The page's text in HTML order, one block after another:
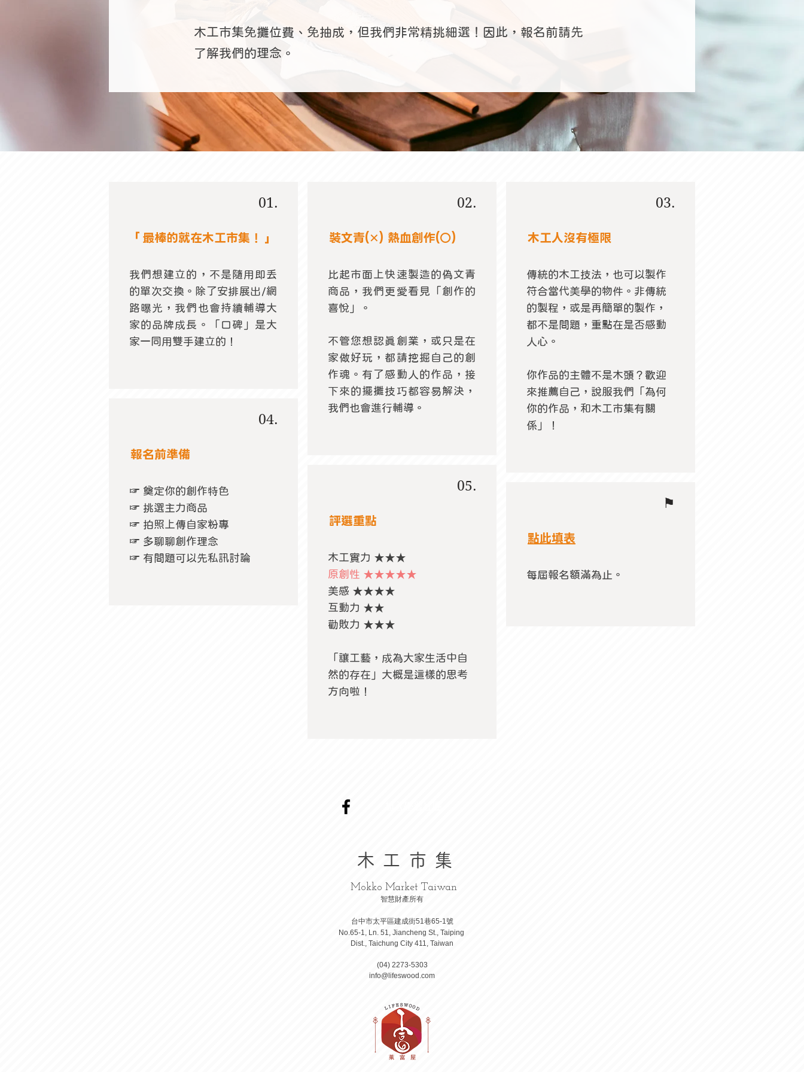
木工市集免攤位費、免抽成，但我們非常精挑細選！因此，報名前請先
了解我們的理念​。
01.
「最棒的就在木工市集！」
我們想建立的，不是隨用即丟
的單次交換。除了安排展出/網
路曝光，我們也會持續輔導大
家的品牌成長。「口碑」是大
家一同用雙手建立的！
04.
報名前準備
☞ 奠定你的創作特色
☞ 挑選主力商品
☞ 拍照上傳自家粉專
☞ 多聊聊創作理念
​☞ 有問題可以先私訊討論
02.
裝文青(✕) 熱血創作(○)
比起市面上快速製造的偽文青
商品，我們更愛看見「創作的
喜悅」。
不管您想認真創業，或只是在
家做好玩，都請挖掘自己的創
作魂。有了感動人的作品，接
下來的擺攤技巧都容易解決，
我們也會進行輔導。
05.
​評選重點
木工實力 ★★★
原創性 ★★★★★
美感 ★★★★
互動力 ★★
勸敗力 ★★★
「讓工藝，成為大家生活中自
然的存在」大概是這樣的思考
方向啦！
03.
木工人沒有極限
傳統的木工技法，也可以製作
符合當代美學的物件。非傳統
的製程，或是再簡單的製作，
都不是問題，重點在是否感動
人心。
你作品的主體不是木頭？歡迎
來推薦自己，說服我們「為何
你的作品，和木工市集有關
係」！
⚑
點此填表
​每屆報名額滿為止。
木工市集
Mokko Market Taiwan
智慧財產所有
台中市太平區建成街51巷65-1號
No.65-1, Ln. 51, Jiancheng St., Taiping
Dist., Taichung City 411, Taiwan
(04) 2273-5303
info@lifeswood.com